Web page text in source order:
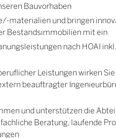
Bauvorhaben
materialien und bringen
Bestandsimmobilien mit ein
nach HOAI
Leistungen wirken
beauftragter
und unterstützen die
Beratung, laufende